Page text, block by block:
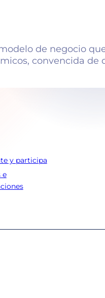
de negocio
convencida de
y participa
e